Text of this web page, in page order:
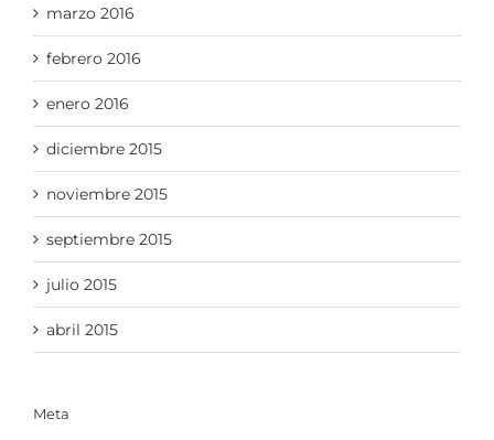
marzo 2016
febrero 2016
enero 2016
diciembre 2015
noviembre 2015
septiembre 2015
julio 2015
abril 2015
Meta